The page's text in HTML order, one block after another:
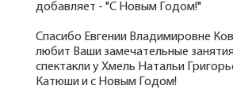
добавляет - "С Новым Годом!"
Спасибо Евгении Владимировне
любит Ваши замечательные
спектакли у Хмель Натальи
Катюши и с Новым Годом!